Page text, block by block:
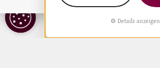
COOKIE
EINSTELLUNGEN
Details anzeigen